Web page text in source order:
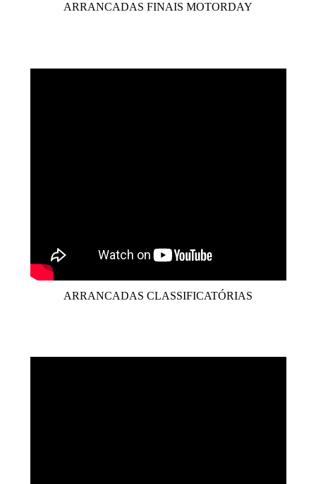
ARRANCADAS FINAIS MOTORDAY
ARRANCADAS CLASSIFICATÓRIAS